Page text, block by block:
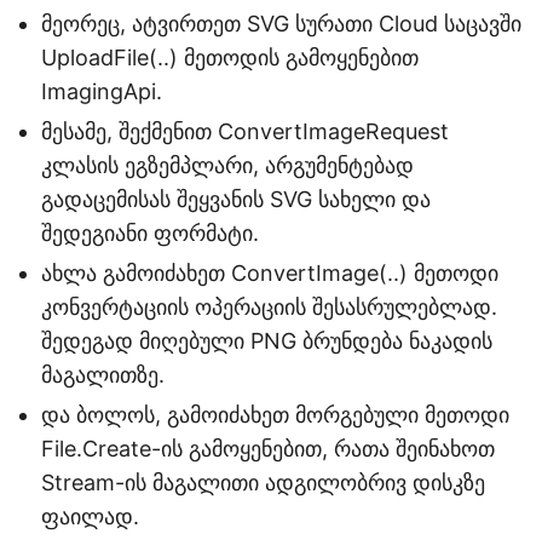
მეორეც, ატვირთეთ SVG სურათი Cloud საცავში
UploadFile(..) მეთოდის გამოყენებით
ImagingApi.
მესამე, შექმენით ConvertImageRequest
კლასის ეგზემპლარი, არგუმენტებად
გადაცემისას შეყვანის SVG სახელი და
შედეგიანი ფორმატი.
ახლა გამოიძახეთ ConvertImage(..) მეთოდი
კონვერტაციის ოპერაციის შესასრულებლად.
შედეგად მიღებული PNG ბრუნდება ნაკადის
მაგალითზე.
და ბოლოს, გამოიძახეთ მორგებული მეთოდი
File.Create-ის გამოყენებით, რათა შეინახოთ
Stream-ის მაგალითი ადგილობრივ დისკზე
ფაილად.